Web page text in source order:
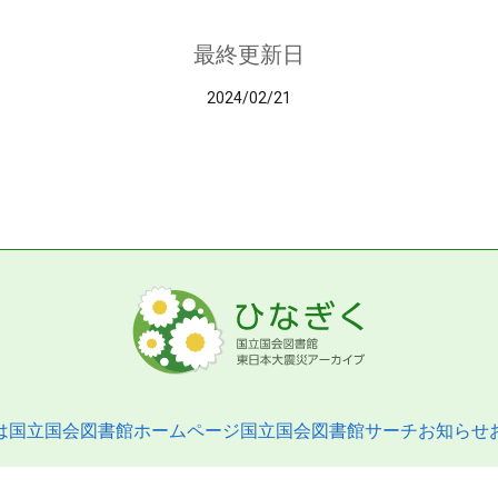
最終更新日
2024/02/21
国立国会図書館ホームページ国立国会図書館サーチお知らせ